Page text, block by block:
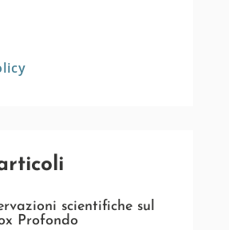
scientifiche sul
Profondo